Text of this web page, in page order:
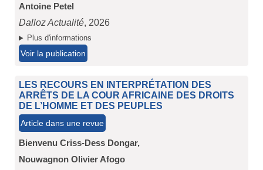
Antoine Petel
Dalloz Actualité, 2026
Plus d'informations
Voir la publication
LES RECOURS EN INTERPRÉTATION DES
ARRÊTS DE LA COUR AFRICAINE DES DROITS
DE L’HOMME ET DES PEUPLES
Article dans une revue
Bienvenu Criss-Dess Dongar,
Nouwagnon Olivier Afogo